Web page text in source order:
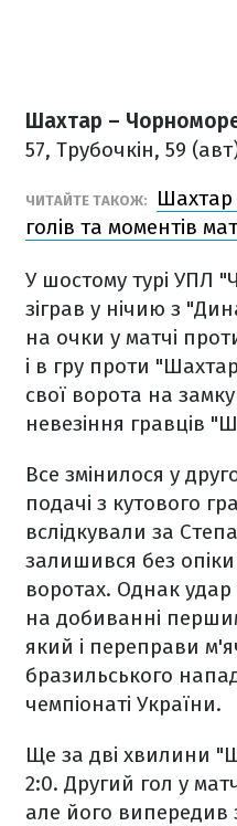
Шахтар –
57, Трубочкін, 59
ЧИТАЙТЕ ТАКОЖ:
Шахтар
голів та моментів
У шостому турі УПЛ
зіграв у нічию з
на очки у матчі
і в гру проти
свої ворота на
невезіння гравців
Все змінилося у
подачі з кутового
вслідкували за
залишився без
воротах. Однак
на добиванні
який і переправи
бразильського
чемпіонаті України.
Ще за дві хвилини
2:0. Другий гол у
але його випередив